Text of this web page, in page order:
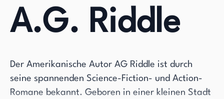
A.G. Riddle
Der Amerikanische Autor AG Riddle ist durch
seine spannenden Science-Fiction- und Action-
Romane bekannt. Geboren in einer kleinen Stadt